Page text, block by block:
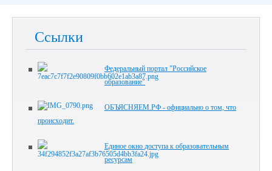
Ссылки
Федеральный портал "Российское
образование"
ОБЪЯСНЯЕМ.РФ - официально о том, что
происходит.
Единое окно доступа к образовательным
ресурсам